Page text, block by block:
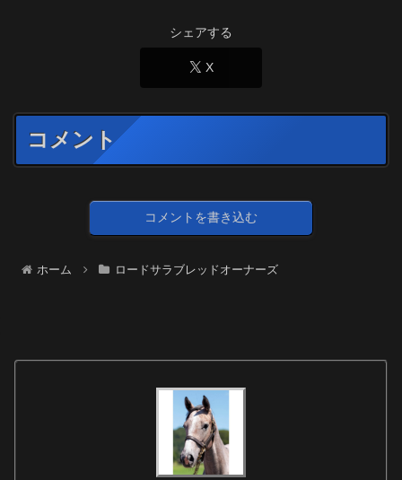
シェアする
X
コメント
コメントを書き込む
ホーム ロードサラブレッドオーナーズ